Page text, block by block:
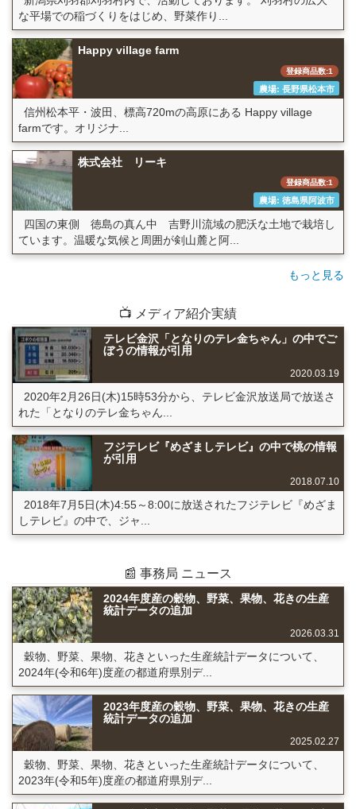
な平場での稲づくりをはじめ、野菜作り...
Happy village farm
登録商品数:1
農場: 長野県松本市
信州松本平・波田、標高720mの高原にある Happy village
farmです。オリジナ...
株式会社 リーキ
登録商品数:1
農場: 徳島県阿波市
四国の東側 徳島の真ん中 吉野川流域の肥沃な土地で栽培し
ています。温暖な気候と周囲が剣山麓と阿...
もっと見る
📺 メディア紹介実績
テレビ金沢「となりのテレ金ちゃん」の中でご
ぼうの情報が引用
2020.03.19
2020年2月26日(木)15時53分から、テレビ金沢放送局で放送さ
れた「となりのテレ金ちゃん...
フジテレビ『めざましテレビ』の中で桃の情報
が引用
2018.07.10
2018年7月5日(木)4:55～8:00に放送されたフジテレビ『めざま
しテレビ』の中で、ジャ...
📰 事務局 ニュース
2024年度産の穀物、野菜、果物、花きの生産
統計データの追加
2026.03.31
穀物、野菜、果物、花きといった生産統計データについて、
2024年(令和6年)度産の都道府県別デ...
2023年度産の穀物、野菜、果物、花きの生産
統計データの追加
2025.02.27
穀物、野菜、果物、花きといった生産統計データについて、
2023年(令和5年)度産の都道府県別デ...